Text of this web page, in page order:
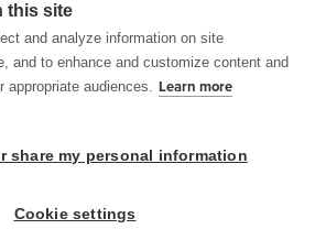
Todos los derechos reservados.
this site
and analyze information on site
and to enhance and customize content and
appropriate audiences. Learn more
share my personal information
Cookie settings